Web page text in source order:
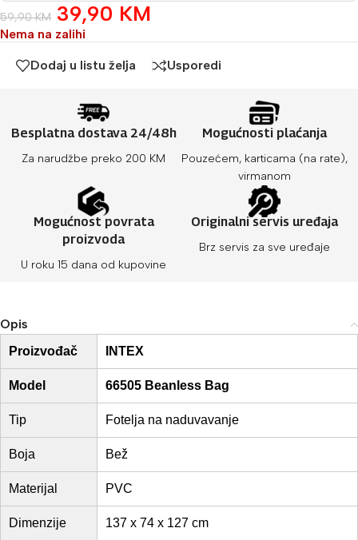
59,90KM 39,90 KM
Nema na zalihi
Dodaj u listu želja Usporedi
Besplatna dostava 24/48h
Za narudžbe preko 200 KM
Mogućnosti plaćanja
Pouzećem, karticama (na rate),
virmanom
Mogućnost povrata
proizvoda
U roku 15 dana od kupovine
Originalni servis uređaja
Brz servis za sve uređaje
Opis
Proizvođač INTEX
Model 66505 Beanless Bag
Tip Fotelja na naduvavanje
Boja Bež
Materijal PVC
Dimenzije 137 x 74 x 127 cm